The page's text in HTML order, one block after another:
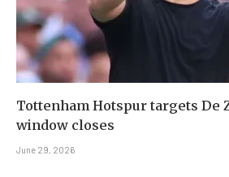
Tottenham Hotspur targets De
window closes
June 29, 2026